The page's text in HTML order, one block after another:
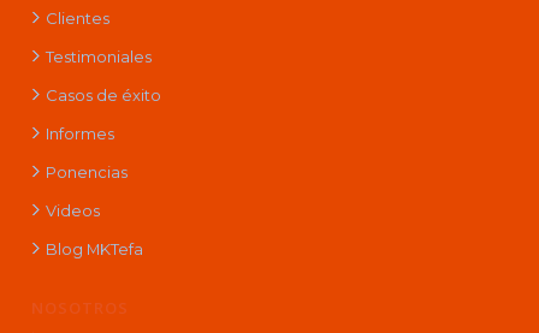
Clientes
Testimoniales
Casos de éxito
Informes
Ponencias
Videos
Blog MKTefa
NOSOTROS